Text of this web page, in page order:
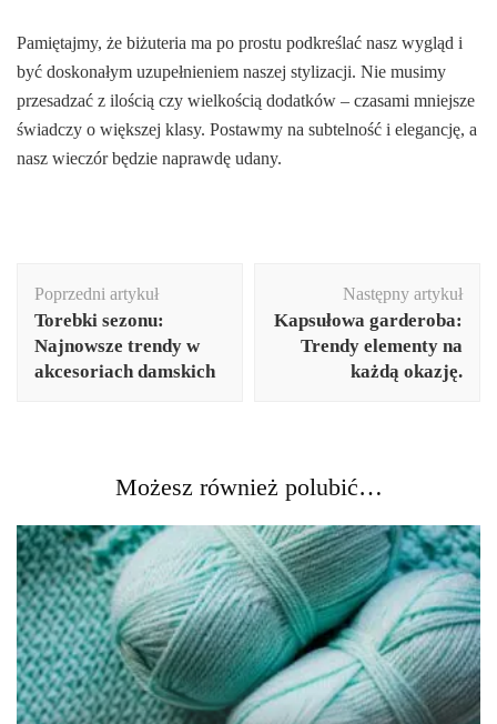
Pamiętajmy, że biżuteria ma po prostu podkreślać nasz wygląd i
być doskonałym uzupełnieniem naszej stylizacji. Nie musimy
przesadzać z ilością czy wielkością dodatków – czasami mniejsze
świadczy o większej klasy. Postawmy na subtelność i elegancję, a
nasz wieczór będzie naprawdę udany.
wpisu
Poprzedni artykuł
Torebki sezonu:
Najnowsze trendy w
akcesoriach damskich
Następny artykuł
Kapsułowa garderoba:
Trendy elementy na
każdą okazję.
Możesz również polubić…